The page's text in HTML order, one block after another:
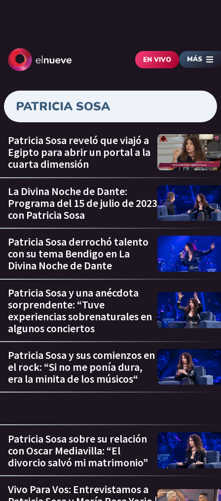
EN VIVO MÁS
PATRICIA SOSA
Patricia Sosa reveló que viajó a
Egipto para abrir un portal a la
cuarta dimensión
La Divina Noche de Dante:
Programa del 15 de julio de 2023
con Patricia Sosa
Patricia Sosa derrochó talento
con su tema Bendigo en La
Divina Noche de Dante
Patricia Sosa y una anécdota
sorprendente: “Tuve
experiencias sobrenaturales en
algunos conciertos
Patricia Sosa y sus comienzos en
el rock: “Si no me ponía dura,
era la minita de los músicos“
Patricia Sosa sobre su relación
con Oscar Mediavilla: “El
divorcio salvó mi matrimonio”
Vivo Para Vos: Entrevistamos a